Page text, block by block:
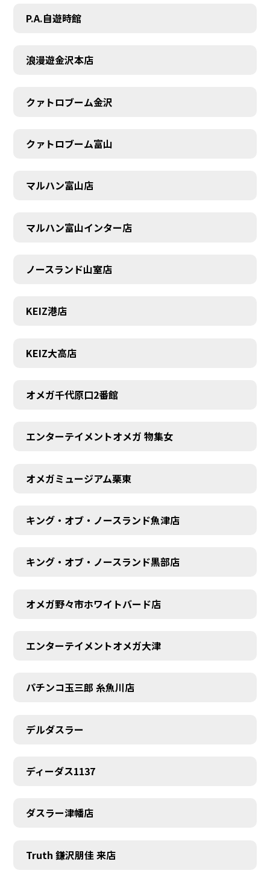
P.A.自遊時館
浪漫遊金沢本店
クァトロブーム金沢
クァトロブーム富山
マルハン富山店
マルハン富山インター店
ノースランド山室店
KEIZ港店
KEIZ大高店
オメガ千代原口2番館
エンターテイメントオメガ 物集女
オメガミュージアム栗東
キング・オブ・ノースランド魚津店
キング・オブ・ノースランド黒部店
オメガ野々市ホワイトバード店
エンターテイメントオメガ大津
パチンコ玉三郎 糸魚川店
デルダスラー
ディーダス1137
ダスラー津幡店
Truth 鎌沢朋佳 来店